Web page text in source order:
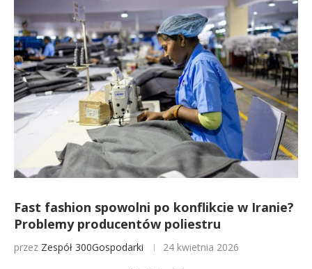
Fast fashion spowolni po konflikcie w Iranie?
Problemy producentów poliestru
przez Zespół 300Gospodarki 24 kwietnia 2026